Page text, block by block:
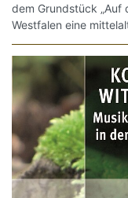
dem Grundstück „Auf
Westfalen eine